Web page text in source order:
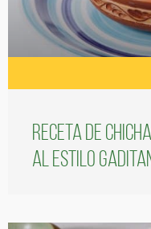
Receta de
al estilo